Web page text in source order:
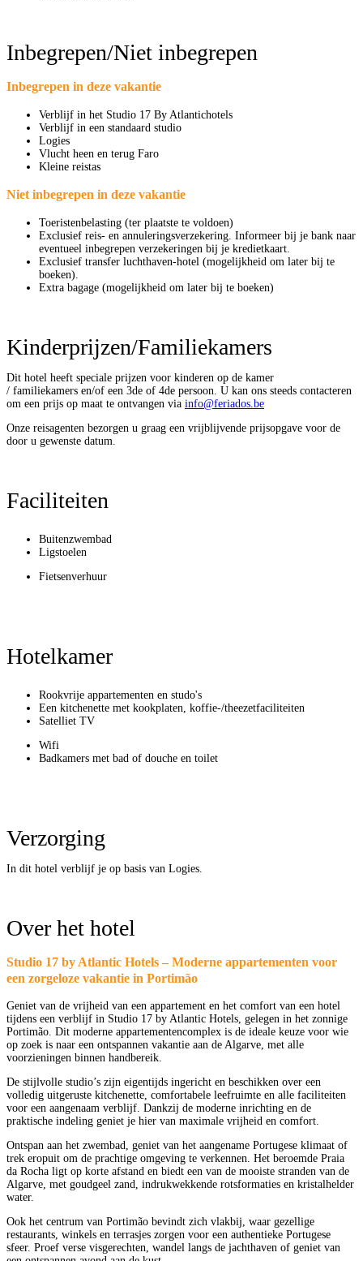
Inbegrepen/Niet inbegrepen
Inbegrepen in deze vakantie
Verblijf in het Studio 17 By Atlantichotels
Verblijf in een standaard studio
Logies
Vlucht heen en terug Faro
Kleine reistas
Niet inbegrepen in deze vakantie
Toeristenbelasting (ter plaatste te voldoen)
Exclusief reis- en annuleringsverzekering. Informeer bij je bank naar
eventueel inbegrepen verzekeringen bij je kredietkaart.
Exclusief transfer luchthaven-hotel (mogelijkheid om later bij te
boeken).
Extra bagage (mogelijkheid om later bij te boeken)
Dit hotel heeft speciale prijzen voor kinderen op de kamer
/ familiekamers en/of een 3de of 4de persoon. U kan ons steeds contacteren
om een prijs op maat te ontvangen via info@feriados.be
Onze reisagenten bezorgen u graag een vrijblijvende prijsopgave voor de
door u gewenste datum.
Faciliteiten
Buitenzwembad
Ligstoelen
Fietsenverhuur
Hotelkamer
Rookvrije appartementen en studo's
Een kitchenette met kookplaten, koffie-/theezetfaciliteiten
Satelliet TV
Wifi
Badkamers met bad of douche en toilet
Verzorging
In dit hotel verblijf je op basis van Logies.
Over het hotel
Studio 17 by Atlantic Hotels – Moderne appartementen voor
een zorgeloze vakantie in Portimão
Geniet van de vrijheid van een appartement en het comfort van een hotel
tijdens een verblijf in Studio 17 by Atlantic Hotels, gelegen in het zonnige
Portimão. Dit moderne appartementencomplex is de ideale keuze voor wie
op zoek is naar een ontspannen vakantie aan de Algarve, met alle
voorzieningen binnen handbereik.
De stijlvolle studio’s zijn eigentijds ingericht en beschikken over een
volledig uitgeruste kitchenette, comfortabele leefruimte en alle faciliteiten
voor een aangenaam verblijf. Dankzij de moderne inrichting en de
praktische indeling geniet je hier van maximale vrijheid en comfort.
Ontspan aan het zwembad, geniet van het aangename Portugese klimaat of
trek eropuit om de prachtige omgeving te verkennen. Het beroemde Praia
da Rocha ligt op korte afstand en biedt een van de mooiste stranden van de
Algarve, met goudgeel zand, indrukwekkende rotsformaties en kristalhelder
water.
Ook het centrum van Portimão bevindt zich vlakbij, waar gezellige
restaurants, winkels en terrasjes zorgen voor een authentieke Portugese
sfeer. Proef verse visgerechten, wandel langs de jachthaven of geniet van